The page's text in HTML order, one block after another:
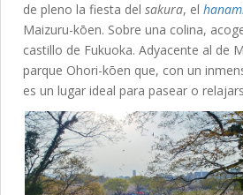
de pleno la fiesta del sakura, el
Maizuru-kōen. Sobre una colina,
castillo de Fukuoka. Adyacente al de
parque Ohori-kōen que, con un
es un lugar ideal para pasear o